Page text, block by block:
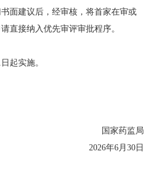
面建议后，经审核，将首家在审或
直接纳入优先审评审批程序。
起实施。
国家药监局
2026年6月30日